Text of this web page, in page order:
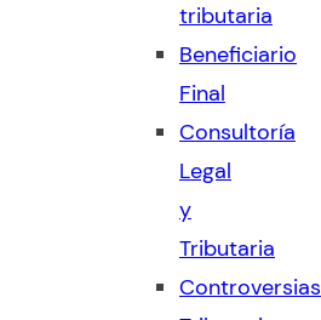
tributaria
Beneficiario
Final
Consultoría
Legal
y
Tributaria
Controversias